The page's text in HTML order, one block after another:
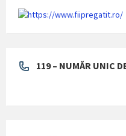
119 – NUMĂR UNIC